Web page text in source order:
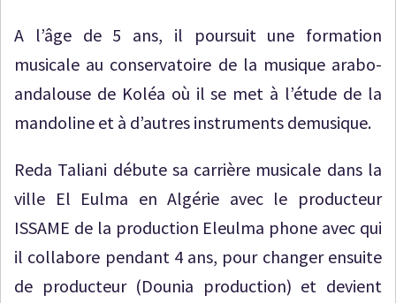
A l’âge de 5 ans, il poursuit une formation
musicale au conservatoire de la musique arabo-
andalouse de Koléa où il se met à l’étude de la
mandoline et à d’autres instruments demusique.
Reda Taliani débute sa carrière musicale dans la
ville El Eulma en Algérie avec le producteur
ISSAME de la production Eleulma phone avec qui
il collabore pendant 4 ans, pour changer ensuite
de producteur (Dounia production) et devient